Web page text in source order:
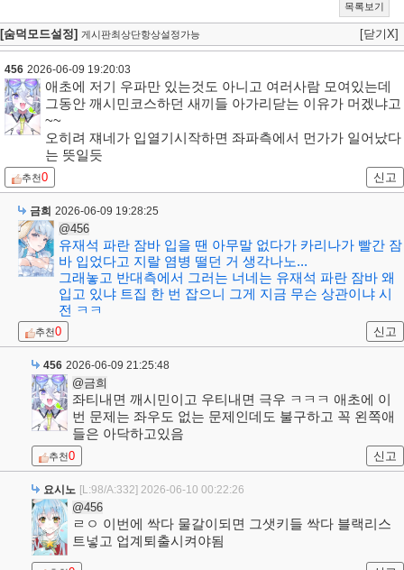
목록보기
[숨덕모드설정] 게시판최상단항상설정가능 [닫기X]
456 2026-06-09 19:20:03
애초에 저기 우파만 있는것도 아니고 여러사람 모여있는데
그동안 깨시민코스하던 새끼들 아가리닫는 이유가 머겠냐고
~~
오히려 쟤네가 입열기시작하면 좌파측에서 먼가가 일어났다
는 뜻일듯
추천0 신고
금희 2026-06-09 19:28:25
@456
유재석 파란 잠바 입을 땐 아무말 없다가 카리나가 빨간 잠
바 입었다고 지랄 염병 떨던 거 생각나노...
그래놓고 반대측에서 그러는 너네는 유재석 파란 잠바 왜
입고 있냐 트집 한 번 잡으니 그게 지금 무슨 상관이냐 시
전 ㅋㅋ
추천0 신고
456 2026-06-09 21:25:48
@금희
좌티내면 깨시민이고 우티내면 극우 ㅋㅋㅋ 애초에 이
번 문제는 좌우도 없는 문제인데도 불구하고 꼭 왼쪽애
들은 아닥하고있음
추천0 신고
요시노 [L:98/A:332] 2026-06-10 00:22:26
@456
ㄹㅇ 이번에 싹다 물갈이되면 그샛키들 싹다 블랙리스
트넣고 업계퇴출시켜야됨